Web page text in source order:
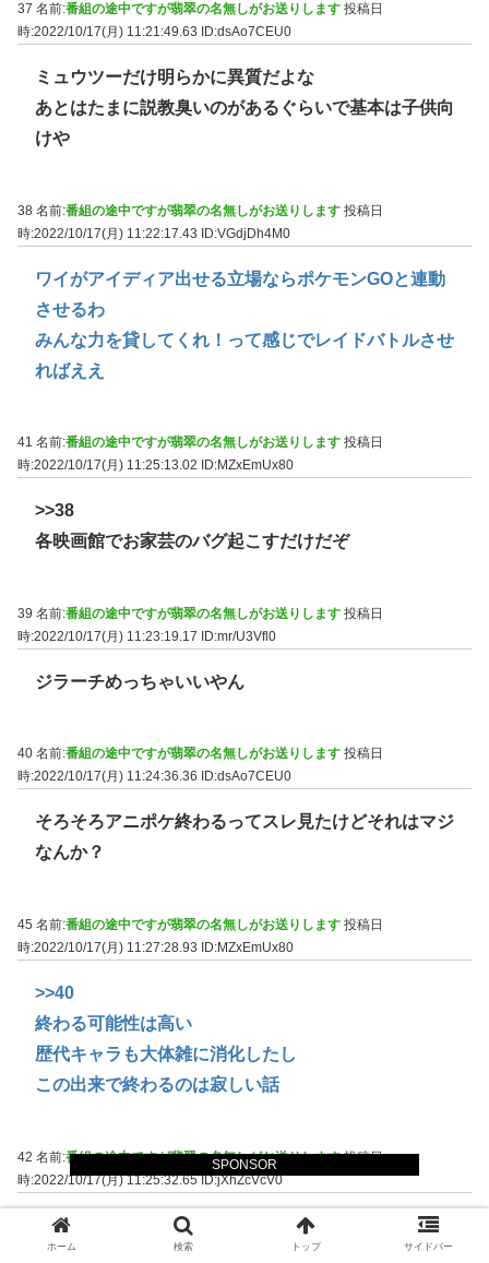
SPONSOR
37 名前:番組の途中ですが翡翠の名無しがお送りします 投稿日
時:2022/10/17(月) 11:21:49.63
ID:dsAo7CEU0
ミュウツーだけ明らかに異質だよな
あとはたまに説教臭いのがあるぐらいで基本は子供向
けや
38 名前:番組の途中ですが翡翠の名無しがお送りします 投稿日
時:2022/10/17(月) 11:22:17.43 ID:VGdjDh4M0
ワイがアイディア出せる立場ならポケモンGOと連動
させるわ
みんな力を貸してくれ！って感じでレイドバトルさせ
ればええ
41 名前:番組の途中ですが翡翠の名無しがお送りします 投稿日
時:2022/10/17(月) 11:25:13.02
ID:MZxEmUx80
>>38
各映画館でお家芸のバグ起こすだけだぞ
39 名前:番組の途中ですが翡翠の名無しがお送りします 投稿日
時:2022/10/17(月) 11:23:19.17 ID:mr/U3Vfl0
ジラーチめっちゃいいやん
40 名前:番組の途中ですが翡翠の名無しがお送りします 投稿日
時:2022/10/17(月) 11:24:36.36
ID:dsAo7CEU0
そろそろアニポケ終わるってスレ見たけどそれはマジ
なんか？
45 名前:番組の途中ですが翡翠の名無しがお送りします 投稿日
時:2022/10/17(月) 11:27:28.93
ID:MZxEmUx80
>>40
終わる可能性は高い
歴代キャラも大体雑に消化したし
この出来で終わるのは寂しい話
42 名前:番組の途中ですが翡翠の名無しがお送りします投稿日
時:2022/10/17(月) 11:25:32.65ID:jXhZcVcV0
ミュウとかアルセウスみたいに設定にガッツリ関わっ
てるのに正規プレイでは手に入らないから幻なんであ
ホーム 検索 トップ サイドバー